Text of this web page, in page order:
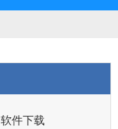
软件下载